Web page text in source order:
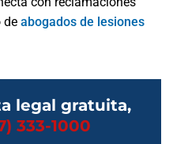
de abogados de lesiones
legal gratuita,
333-1000